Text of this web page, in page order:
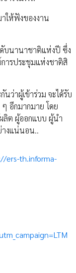
ให้ฟังของงาน
บนานาชาติแห่งปี ซึ่ง
ารประชุมแห่งชาติสิ
ว่าผู้เข้าร่วม จะได้รับ
อีกมากมาย โดย
ลิต ผู้ออกแบบ ผู้นำ
างแน่นอน..
ers-th.informa-